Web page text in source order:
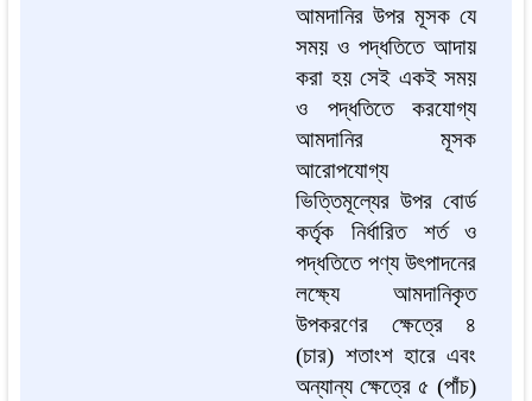
আমদানির উপর মূসক যে
সময় ও পদ্ধতিতে আদায়
করা হয় সেই একই সময়
ও পদ্ধতিতে করযোগ্য
আমদানির মূসক
আরোপযোগ্য
ভিত্তিমূল্যের উপর বোর্ড
কর্তৃক নির্ধারিত শর্ত ও
পদ্ধতিতে পণ্য উৎপাদনের
লক্ষ্যে আমদানিকৃত
উপকরণের ক্ষেত্রে ৪
(চার) শতাংশ হারে এবং
অন্যান্য ক্ষেত্রে ৫ (পাঁচ)